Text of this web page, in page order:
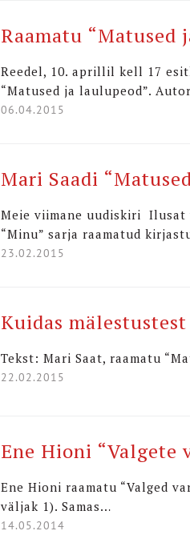
Raamatu “Matused
Reedel, 10. aprillil kell 17
“Matused ja laulupeod”.
06.04.2015
Mari Saadi
Meie viimane uudiskiri Ilusat
“Minu” sarja raamatud
23.02.2015
Kuidas
Tekst: Mari Saat, raamatu
22.02.2015
Ene Hioni “Valgete
Ene Hioni raamatu “Valged
väljak 1). Samas…
14.05.2014